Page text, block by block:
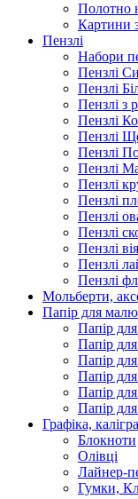
Полотно
Картини
Пензлі
Набори
Пензлі
Пензлі
Пензлі з
Пензлі
Пензлі
Пензлі
Пензлі
Пензлі
Пензлі
Пензлі
Пензлі
Пензлі
Пензлі
Пензлі
Мольберти,
Папір для
Папір для
Папір
Папір
Папір для
Папір
Папір
Графіка,
Блокноти
Олівці
Лайнер-
Гумки,